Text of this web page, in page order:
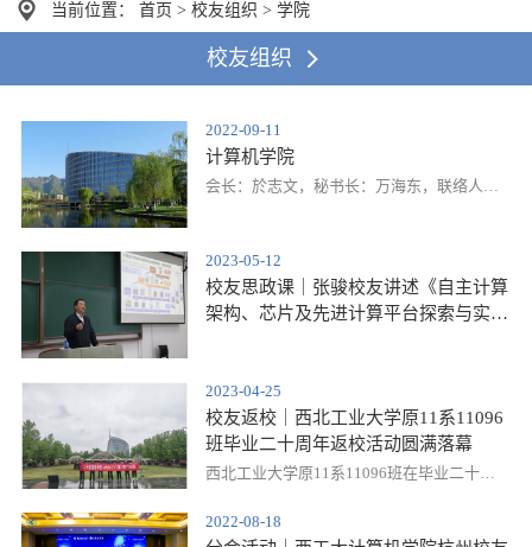
当前位置： 首页 >校友组织 >学院
校友组织
2022-09-11
计算机学院
会长：於志文，秘书长：万海东，联络人及
2023-05-12
校友思政课｜张骏校友讲述《自主计算
架构、芯片及先进计算平台探索与实
2023-04-25
校友返校｜西北工业大学原11系11096
班毕业二十周年返校活动圆满落幕
西北工业大学原11系11096班在毕业二十周
聚会活动。此次活动旨在强化校友之间的联
2022-08-18